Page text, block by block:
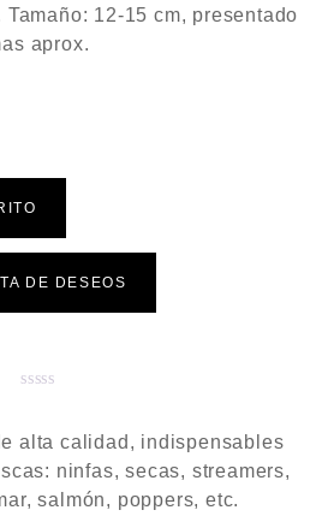
a
d
d
e
12-15 cm, presentado
aprox.
DE DESEOS
l
o
r
alta calidad, indispensables
ninfas, secas, streamers,
salmón, poppers, etc.